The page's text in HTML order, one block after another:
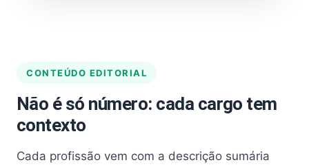
CONTEÚDO EDITORIAL
Não é só número: cada cargo tem
contexto
Cada profissão vem com a descrição sumária